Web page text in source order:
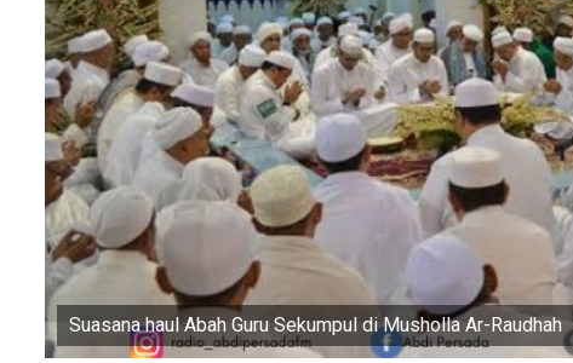
Suasana haul Abah Guru Sekumpul di Musholla Ar-Raudhah